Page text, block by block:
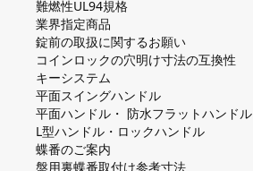
難燃性UL94規格
業界指定商品
錠前の取扱に関するお願い
コインロックの⽳明け⼨法の互換性
キーシステム
平⾯スイングハンドル
平⾯ハンドル・ 防⽔フラットハンドル
L型ハンドル・ロックハンドル
蝶番のご案内
盤⽤裏蝶番取付け参考⼨法